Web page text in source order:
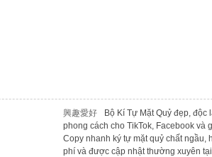
興趣愛好
Bộ Kí Tự Mặt Quỷ đẹp, độc
phong cách cho TikTok, Facebook và
Copy nhanh ký tự mặt quỷ chất ngầu,
phí và được cập nhật thường xuyên